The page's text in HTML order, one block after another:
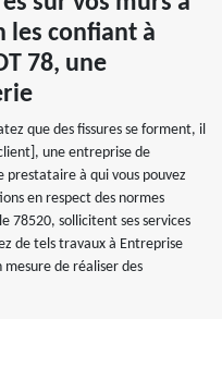
les confiant à
78, une
que des fissures se forment, il
une entreprise de
prestataire à qui vous pouvez
en respect des normes
78520, sollicitent ses services
de tels travaux à Entreprise
de réaliser des